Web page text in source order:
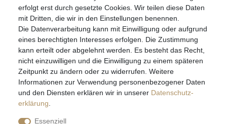
erfolgt erst durch gesetzte Cookies. Wir teilen diese Daten
mit Dritten, die wir in den Einstellungen benennen.
Die Datenverarbeitung kann mit Einwilligung oder aufgrund
eines berechtigten Interesses erfolgen. Die Zustimmung
kann erteilt oder abgelehnt werden. Es besteht das Recht,
nicht einzuwilligen und die Einwilligung zu einem späteren
Zeitpunkt zu ändern oder zu widerrufen. Weitere
Informationen zur Verwendung personenbezogener Daten
und den Diensten erklären wir in unserer Daten­schutz­
erklärung
Essenziell
Widerrufs­recht Widerrufs­formular Impressum
Daten­schutz­erklärung AGB
E-MAIL **
Hiermit bestätige ich, dass ich die